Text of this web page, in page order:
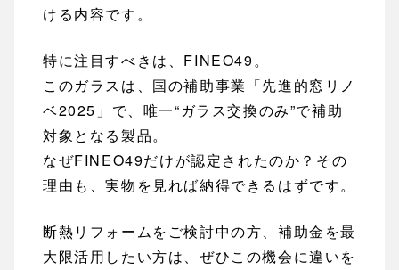
ける内容です。
特に注目すべきは、FINEO49。
このガラスは、国の補助事業「先進的窓リノ
ベ2025」で、唯一“ガラス交換のみ”で補助
対象となる製品。
なぜFINEO49だけが認定されたのか？その
理由も、実物を見れば納得できるはずです。
断熱リフォームをご検討中の方、補助金を最
大限活用したい方は、ぜひこの機会に違いを